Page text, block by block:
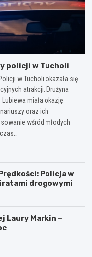
policji w Tucholi
w Tucholi okazała się
atrakcji. Drużyna
miała okazję
oraz ich
wśród młodych
Policja w
drogowymi
Laury Markin –